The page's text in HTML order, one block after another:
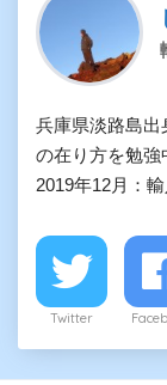
兵庫県淡路島出
の在り方を勉強
2019年12月：
Twitter